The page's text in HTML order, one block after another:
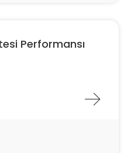
Performansı